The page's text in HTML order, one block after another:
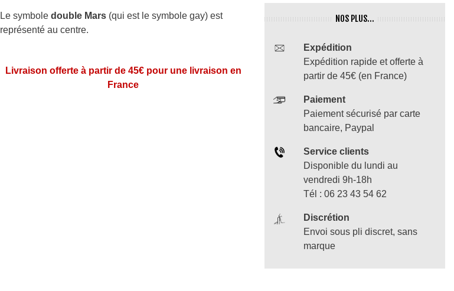
Le symbole double Mars (qui est le symbole gay) est
représenté au centre.
Livraison offerte à partir de 45€ pour une livraison en
France
NOS PLUS...
Expédition
Expédition rapide et offerte à
partir de 45€ (en France)
Paiement
Paiement sécurisé par carte
bancaire, Paypal
Service clients
Disponible du lundi au
vendredi 9h-18h
Tél : 06 23 43 54 62
Discrétion
Envoi sous pli discret, sans
marque